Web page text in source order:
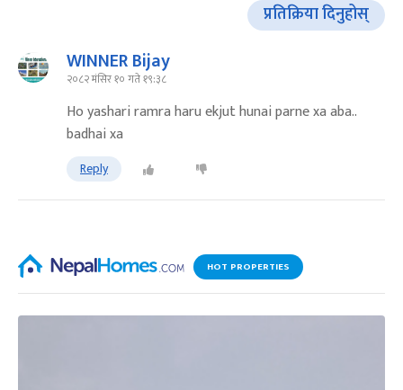
प्रतिक्रिया दिनुहोस्
WINNER Bijay
२०८२ मंसिर १० गते १९:३८
Ho yashari ramra haru ekjut hunai parne xa aba..
badhai xa
Reply
HOT PROPERTIES